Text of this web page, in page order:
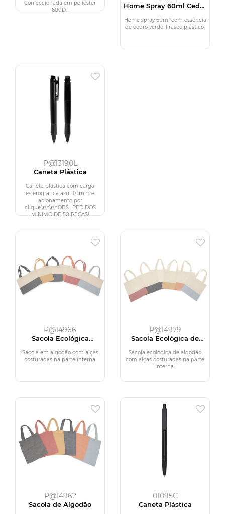
Confeccionada em poliéster
600D...
Home Spray 60ml Cedro
Home spray 60ml com essência
de cedro verde. Frasco plástico.
P@13190L
Caneta Plástica
Caneta plástica com carga
esferográfica azul 1.0mm e
acionamento por
clique.\r\n\r\nOBS.: PEDIDOS
MÍNIMO DE 50 PEÇAS!
P@14966
Sacola Ecológica
Sacola em algodão com alças
costuradas na parte interna.
P@14979
Sacola Ecológica de
Sacola ecológica de algodão
com alças costuradas na parte
interna.
P@14962
Sacola de Algodão
01095C
Caneta Plástica